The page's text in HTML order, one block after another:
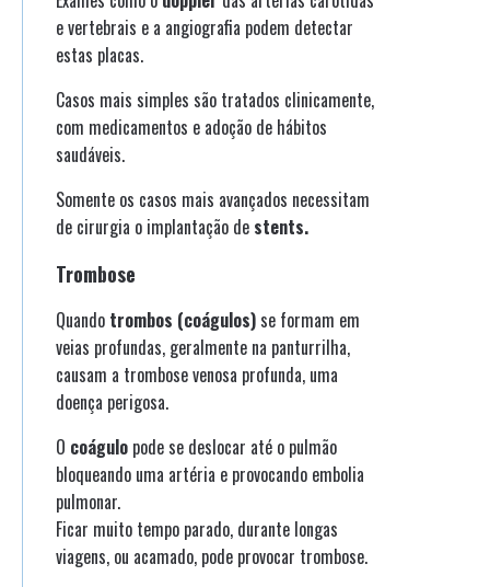
e vertebrais e a angiografia podem detectar
estas placas.
Casos mais simples são tratados clinicamente,
com medicamentos e adoção de hábitos
saudáveis.
Somente os casos mais avançados necessitam
de cirurgia o implantação de stents.
Trombose
Quando trombos (coágulos) se formam em
veias profundas, geralmente na panturrilha,
causam a trombose venosa profunda, uma
doença perigosa.
O coágulo pode se deslocar até o pulmão
bloqueando uma artéria e provocando embolia
pulmonar.
Ficar muito tempo parado, durante longas
viagens, ou acamado, pode provocar trombose.